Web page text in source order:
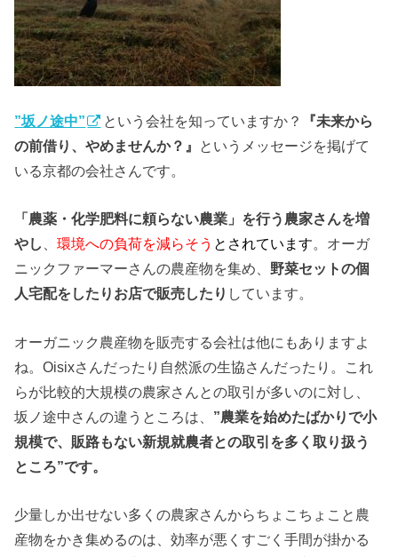
”坂ノ途中” という会社を知っていますか？
『未来から
の前借り、やめませんか？』 というメッセージを掲げて
いる京都の会社さんです。
「農薬・化学肥料に頼らない農業」を行う農家さんを増
やし
、環境への負荷を減らそう とされています。オーガ
ニックファーマーさんの農産物を集め、 野菜セットの個
人宅配をしたりお店で販売したり しています。
オーガニック農産物を販売する会社は他にもありますよ
ね。Oisixさんだったり自然派の生協さんだったり。これ
らが比較的大規模の農家さんとの取引が多いのに対し、
坂ノ途中さんの違うところは、 ”農業を始めたばかりで小
規模で、販路もない新規就農者との取引を多く取り扱う
ところ”です。
少量しか出せない多くの農家さんからちょこちょこと農
産物をかき集めるのは、効率が悪くすごく手間が掛かる